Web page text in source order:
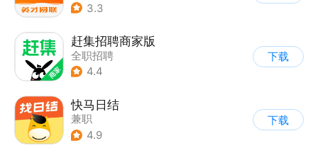
3.3
赶集招聘商家版
全职招聘
4.4
下载
快马日结
兼职
4.9
下载